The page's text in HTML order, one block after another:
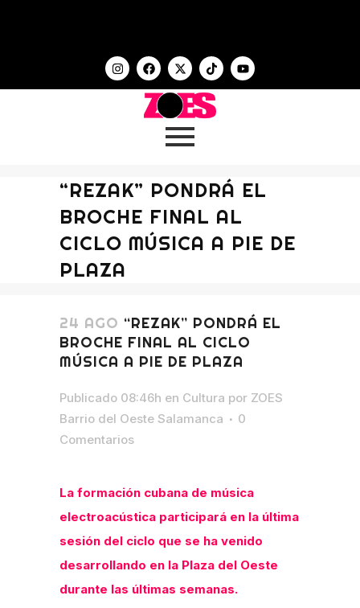
“REZAK” PONDRÁ EL
BROCHE FINAL AL
CICLO MÚSICA A PIE DE
PLAZA
24 AGO “REZAK” PONDRÁ EL
BROCHE FINAL AL CICLO
MÚSICA A PIE DE PLAZA
Publicado 08:46h en Cultura por ZOES
Barrio del Oeste Salamanca
0
Comentarios
La formación cubana de música
electroacústica participará en la última
sesión del ciclo que se ha venido
desarrollando en la Plaza del Oeste
durante las últimas semanas.